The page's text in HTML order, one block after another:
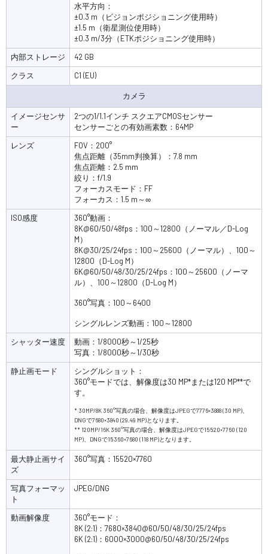
水平方向：
±0.3 m（ビジョンポジショニング使用時）
±1.5 m（衛星測位使用時）
±0.3 m/3分（ETKポジショニング使用時）
内部ストレージ
42 GB
クラス
C1 (EU)
カメラ
イメージセンサ
ー
2つの1/1.1インチ スクエアCMOSセンサー
センサーごとの有効画素数：64MP
レンズ
FOV：200°
焦点距離（35mm判換算）：7.8 mm
焦点距離：2.5 mm
絞り：f/1.9
フォーカスモード：FF
フォーカス：1.5 m～∞
ISO感度
360°動画：
8K@60/50/48fps：100～12800（ノーマル／D-Log
M）
8K@30/25/24fps：100～25600（ノーマル）、100～
12800（D-Log M）
6K@60/50/48/30/25/24fps：100～25600（ノーマ
ル）、100～12800（D-Log M）
360°写真：100～6400
シングルレンズ動画：100～12800
シャッター速度
動画：1/8000秒～1/25秒
写真：1/8000秒～1/30秒
静止画モード
シングルショット：
360°モードでは、解像度は30 MP*または120 MP**で
す。
* 30MP/8K 360°写真の場合、解像度はJPEGで7776×3888 (30 MP)、
DNGで7680×3840 (29.49 MP)となります。
** 120MP/16K 360°写真の場合、解像度はJPEGで15520×7760 (120
MP)、DNGで15360×7680 (118 MP)となります。
最大静止画サイ
ズ
360°写真：15520×7760
写真フォーマッ
ト
JPEG/DNG
動画解像度
360°モード：
8K (2:1)：7680×3840@60/50/48/30/25/24fps
6K (2:1)：6000×3000@60/50/48/30/25/24fps